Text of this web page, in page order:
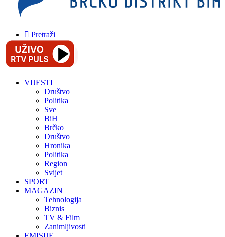
Pretraži
VIJESTI
Društvo
Politika
Sve
BiH
Brčko
Društvo
Hronika
Politika
Region
Svijet
SPORT
MAGAZIN
Tehnologija
Biznis
TV & Film
Zanimljivosti